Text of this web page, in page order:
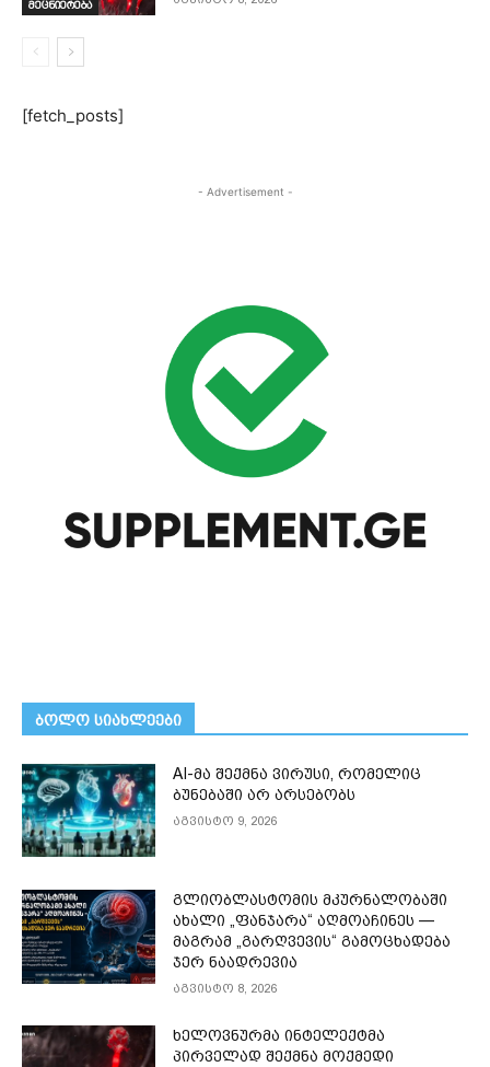
მეცნიერება
[fetch_posts]
- Advertisement -
ᲑᲝᲚᲝ ᲡᲘᲐᲮᲚᲔᲔᲑᲘ
AI-მა შექმნა ვირუსი, რომელიც
ბუნებაში არ არსებობს
აგვისტო 9, 2026
გლიობლასტომის მკურნალობაში
ახალი „ფანჯარა“ აღმოაჩინეს —
მაგრამ „გარღვევის“ გამოცხადება
ჯერ ნაადრევია
აგვისტო 8, 2026
ხელოვნურმა ინტელექტმა
პირველად შექმნა მოქმედი